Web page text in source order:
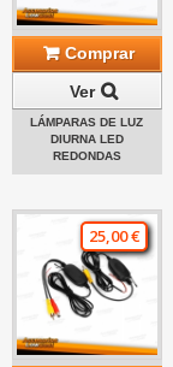
Comprar
Ver
LÁMPARAS DE LUZ
DIURNA LED
REDONDAS
25,00 €